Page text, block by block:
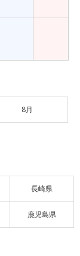
8月
長崎県
鹿児島県